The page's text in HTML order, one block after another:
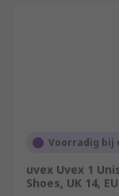
Voorradig bij
uvex Uvex 1
Shoes, UK 14,